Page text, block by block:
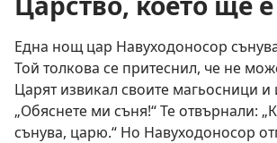
Една нощ цар Навуходоносор
Той толкова се притеснил, че не
Царят извикал своите магьосници и
„Обяснете ми съня!“ Те отвърнали:
сънува, царю.“ Но Навуходоносор